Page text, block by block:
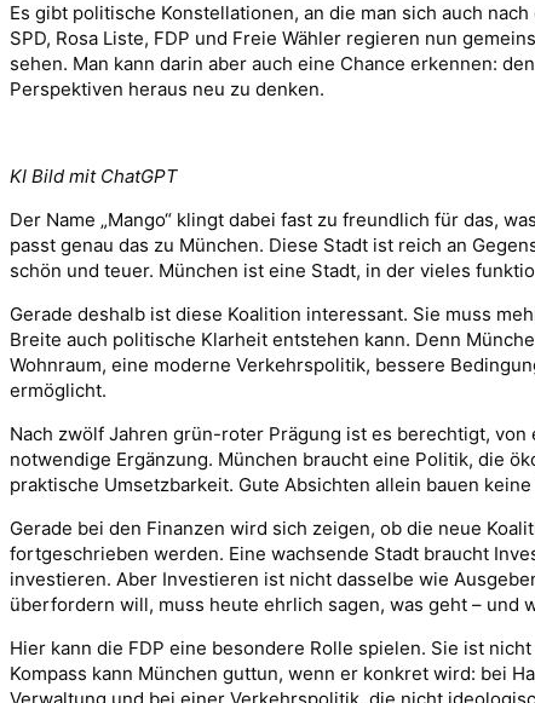
Es gibt politische Konstellationen, an die man sich auch
SPD, Rosa Liste, FDP und Freie Wähler regieren nun
sehen. Man kann darin aber auch eine Chance erkennen:
Perspektiven heraus neu zu denken.
KI Bild mit ChatGPT
Der Name „Mango“ klingt dabei fast zu freundlich für das,
passt genau das zu München. Diese Stadt ist reich an
schön und teuer. München ist eine Stadt, in der vieles
Gerade deshalb ist diese Koalition interessant. Sie muss
Breite auch politische Klarheit entstehen kann. Denn
Wohnraum, eine moderne Verkehrspolitik, bessere
ermöglicht.
Nach zwölf Jahren grün-roter Prägung ist es berechtigt,
notwendige Ergänzung. München braucht eine Politik, die
praktische Umsetzbarkeit. Gute Absichten allein bauen
Gerade bei den Finanzen wird sich zeigen, ob die neue
fortgeschrieben werden. Eine wachsende Stadt braucht
investieren. Aber Investieren ist nicht dasselbe wie
überfordern will, muss heute ehrlich sagen, was geht – und
Hier kann die FDP eine besondere Rolle spielen. Sie ist
Kompass kann München guttun, wenn er konkret wird: bei